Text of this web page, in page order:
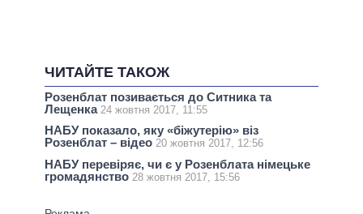
ЧИТАЙТЕ ТАКОЖ
Розенблат позивається до Ситника та
Лещенка 24 жовтня 2017, 11:55
НАБУ показало, яку «біжутерію» віз
Розенблат – відео 20 жовтня 2017, 12:56
НАБУ перевіряє, чи є у Розенблата німецьке
громадянство 28 жовтня 2017, 15:56